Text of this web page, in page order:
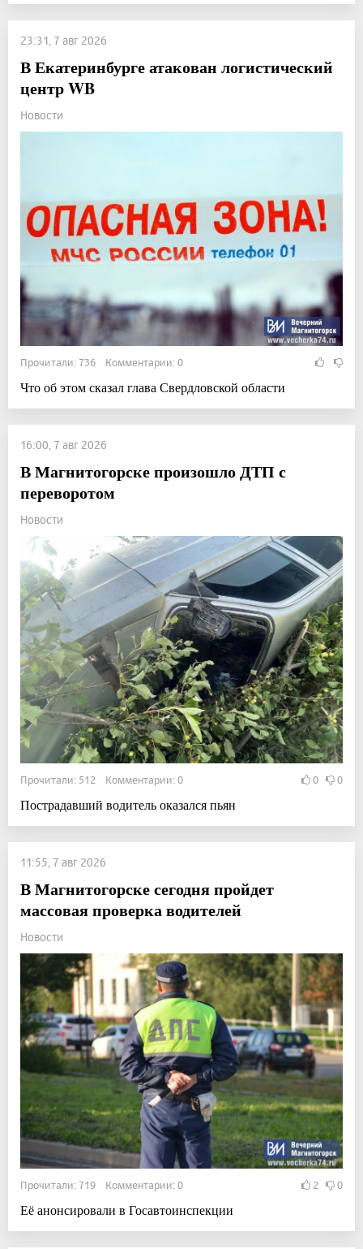
23:31, 7 авг 2026
В Екатеринбурге атакован логистический
центр WB
Новости
Прочитали: 736 Комментарии: 0
Что об этом сказал глава Свердловской области
16:00, 7 авг 2026
В Магнитогорске произошло ДТП с
переворотом
Новости
Прочитали: 512 Комментарии: 0 0 0
Пострадавший водитель оказался пьян
11:55, 7 авг 2026
В Магнитогорске сегодня пройдет
массовая проверка водителей
Новости
Прочитали: 719 Комментарии: 0 2 0
Её анонсировали в Госавтоинспекции